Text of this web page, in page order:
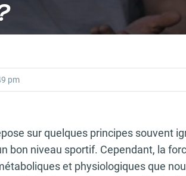
pm
sur quelques principes souvent
bon niveau sportif. Cependant, la
et physiologiques que